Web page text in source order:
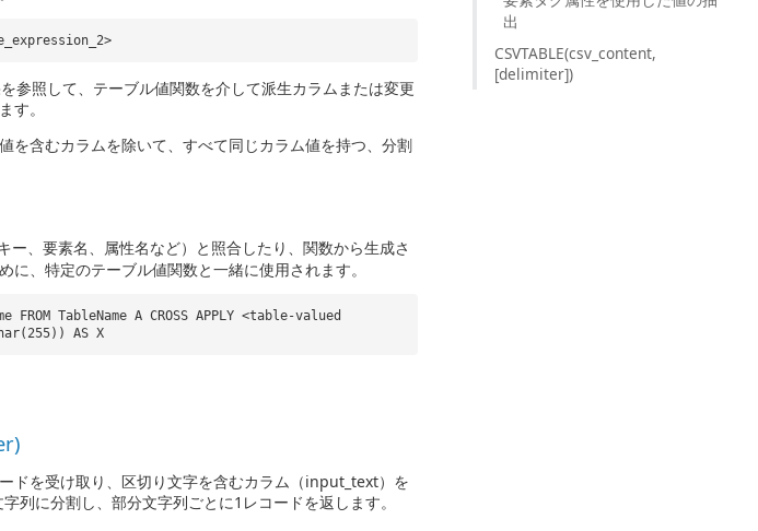
参照して、テーブル値関数を介して派生カラムまたは変更
す。
を含むカラムを除いて、すべて同じカラム値を持つ、分割
、要素名、属性名など）と照合したり、関数から生成さ
、特定のテーブル値関数と一緒に使用されます。
FROM TableName A CROSS APPLY <table-valued
AS X
ドを受け取り、区切り文字を含むカラム（input_text）を
に分割し、部分文字列ごとに1レコードを返します。
出
CSVTABLE(csv_content,
[delimiter])